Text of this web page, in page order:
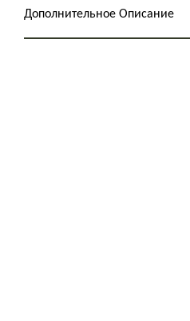
Дополнительное Описание